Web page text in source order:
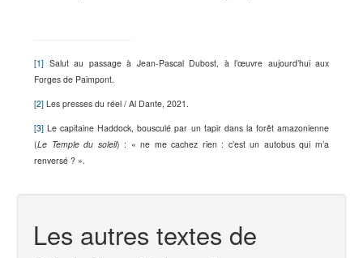
[1] Salut au passage à Jean-Pascal Dubost, à l’œuvre aujourd’hui aux
Forges de Paimpont.
[2] Les presses du réel / Al Dante, 2021.
[3] Le capitaine Haddock, bousculé par un tapir dans la forêt amazonienne
(Le Temple du soleil) : « ne me cachez rien : c’est un autobus qui m’a
renversé ? ».
Les autres textes de